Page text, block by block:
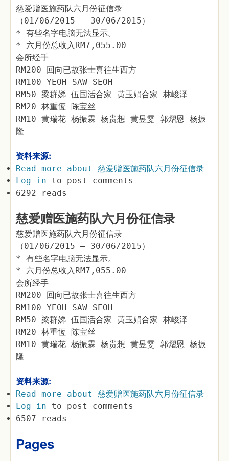
慈爱赠医施药队六月份征信录
（01/06/2015 – 30/06/2015）
* 有些名字电脑无法显示。
* 六月份总收入RM7,055.00
会所经手
RM200 回向已故张士喜往生西方
RM100 YEOH SAW SEOH
RM50 梁群娣 伍国活合家 黄玉娟合家 林峻泽
RM20 林重恆 陈宝丝
RM10 黄瑞花 杨振霖 杨贵想 黄昱雯 郭熠恩 杨振
隆
资料来源:
Read more about 慈爱赠医施药队六月份征信录
Log in to post comments
6292 reads
慈爱赠医施药队六月份征信录
慈爱赠医施药队六月份征信录
（01/06/2015 – 30/06/2015）
* 有些名字电脑无法显示。
* 六月份总收入RM7,055.00
会所经手
RM200 回向已故张士喜往生西方
RM100 YEOH SAW SEOH
RM50 梁群娣 伍国活合家 黄玉娟合家 林峻泽
RM20 林重恆 陈宝丝
RM10 黄瑞花 杨振霖 杨贵想 黄昱雯 郭熠恩 杨振
隆
资料来源:
Read more about 慈爱赠医施药队六月份征信录
Log in to post comments
6507 reads
Pages